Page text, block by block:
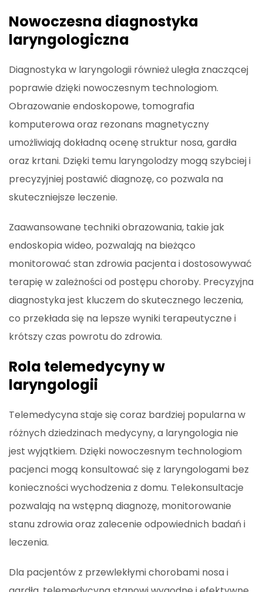
Nowoczesna diagnostyka
laryngologiczna
Diagnostyka w laryngologii również uległa znaczącej
poprawie dzięki nowoczesnym technologiom.
Obrazowanie endoskopowe, tomografia
komputerowa oraz rezonans magnetyczny
umożliwiają dokładną ocenę struktur nosa, gardła
oraz krtani. Dzięki temu laryngolodzy mogą szybciej i
precyzyjniej postawić diagnozę, co pozwala na
skuteczniejsze leczenie.
Zaawansowane techniki obrazowania, takie jak
endoskopia wideo, pozwalają na bieżąco
monitorować stan zdrowia pacjenta i dostosowywać
terapię w zależności od postępu choroby. Precyzyjna
diagnostyka jest kluczem do skutecznego leczenia,
co przekłada się na lepsze wyniki terapeutyczne i
krótszy czas powrotu do zdrowia.
Rola telemedycyny w
laryngologii
Telemedycyna staje się coraz bardziej popularna w
różnych dziedzinach medycyny, a laryngologia nie
jest wyjątkiem. Dzięki nowoczesnym technologiom
pacjenci mogą konsultować się z laryngologami bez
konieczności wychodzenia z domu. Telekonsultacje
pozwalają na wstępną diagnozę, monitorowanie
stanu zdrowia oraz zalecenie odpowiednich badań i
leczenia.
Dla pacjentów z przewlekłymi chorobami nosa i